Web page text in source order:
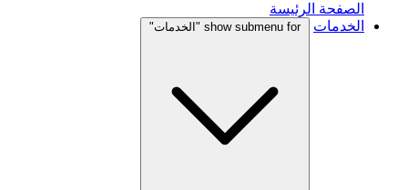
الصفحة الرئيسة
الخدمات
show submenu for "الخدمات"